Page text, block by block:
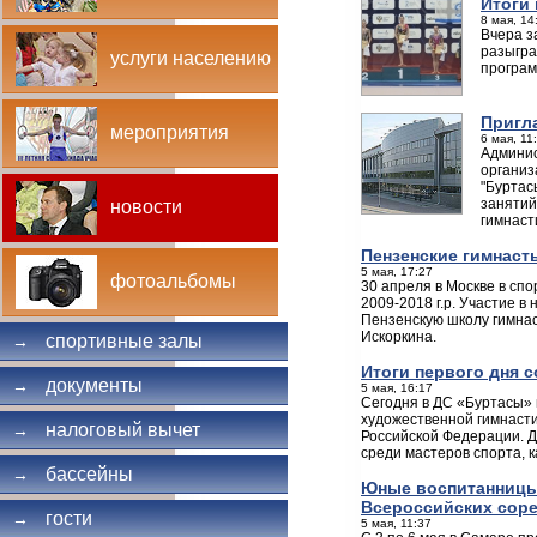
услуги населению
мероприятия
новости
фотоальбомы
→ спортивные залы
→ документы
→ налоговый вычет
→ бассейны
→ гости
8 мая,
Вчера
6 мая,
Пензенские
5 мая, 17:27
30 апреля в Москве в
2009-2018 г.р. Участие в
Пензенскую школу
Искоркина.
Итоги первого дня
5 мая, 16:17
Сегодня в ДС «Буртасы»
художественной
Российской Федерации.
среди мастеров спорта,
Юные
Всероссийских
5 мая, 11:37